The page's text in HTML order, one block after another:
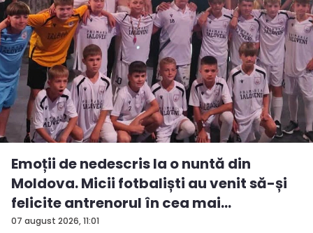
07 august 2026, 11:01
Emoții de nedescris la o nuntă din
Moldova. Micii fotbaliști au venit să-și
felicite antrenorul în cea mai
importan...